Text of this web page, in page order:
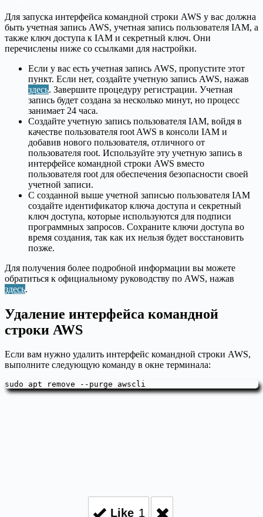
Для запуска интерфейса командной строки AWS у вас должна
быть учетная запись AWS, учетная запись пользователя IAM, а
также ключ доступа к IAM и секретный ключ. Они
перечислены ниже со ссылками для настройки.
Если у вас есть учетная запись AWS, пропустите этот
пункт. Если нет, создайте учетную запись AWS, нажав
здесь. Завершите процедуру регистрации. Учетная
запись будет создана за несколько минут, но процесс
занимает 24 часа.
Создайте учетную запись пользователя IAM, войдя в
качестве пользователя root AWS в консоли IAM и
добавив нового пользователя, отличного от
пользователя root. Используйте эту учетную запись в
интерфейсе командной строки AWS вместо
пользователя root для обеспечения безопасности своей
учетной записи.
С созданной выше учетной записью пользователя IAM
создайте идентификатор ключа доступа и секретный
ключ доступа, которые используются для подписи
программных запросов. Сохраните ключи доступа во
время создания, так как их нельзя будет восстановить
позже.
Для получения более подробной информации вы можете
обратиться к официальному руководству по AWS, нажав
здесь.
Удаление интерфейса командной
строки AWS
Если вам нужно удалить интерфейс командной строки AWS,
выполните следующую команду в окне терминала:
sudo apt remove --purge awscli
Like 1